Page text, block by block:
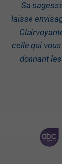
Sa
laisse
celle qui
donnant